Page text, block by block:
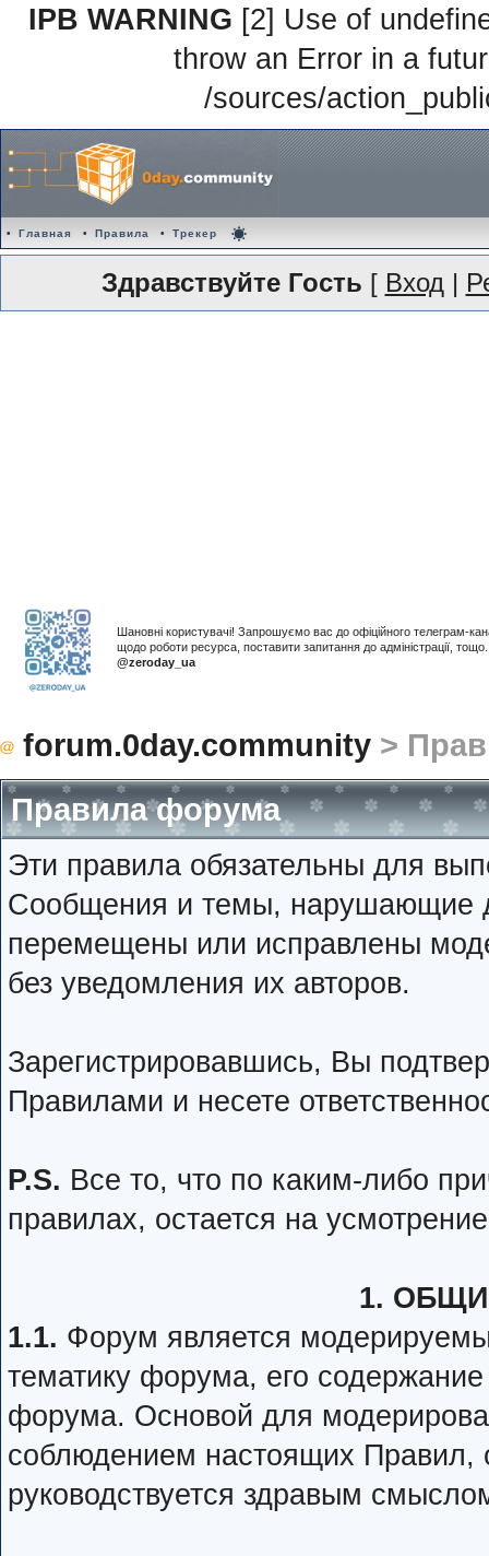
IPB WARNING [2] Use of
throw an Error in a
/sources/
• Главная • Правила • Трекер
Здравствуйте Гость [ Вход|
Шановні користувачі! Запрошуємо вас до офіційного телеграм-
щодо роботи ресурса, поставити запитання до адміністрації,
@zeroday_ua
forum.0day.community >
Правила форума
Эти правила обязательны для
Сообщения и темы, нарушающие
перемещены или исправлены
без уведомления их авторов.
Зарегистрировавшись, Вы
Правилами и несете
P.S. Все то, что по каким-либо
правилах, остается на
1.
1.1. Форум является
тематику форума, его
форума. Основой для
соблюдением настоящих Правил,
руководствуется здравым